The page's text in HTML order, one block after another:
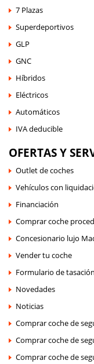
7 Plazas
Superdeportivos
GLP
GNC
Híbridos
Eléctricos
Automáticos
IVA deducible
OFERTAS Y
Outlet de coches
Vehículos con
Financiación
Comprar coche
Concesionario lujo
Vender tu coche
Formulario de tasación
Novedades
Noticias
Comprar coche de
Comprar coche de
Comprar coche de